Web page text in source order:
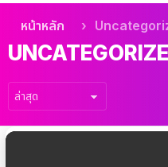
เรื่อง
ล่าสุด
คุณอยู่ที่นี่:
หน้าหลัก
เรื่อง